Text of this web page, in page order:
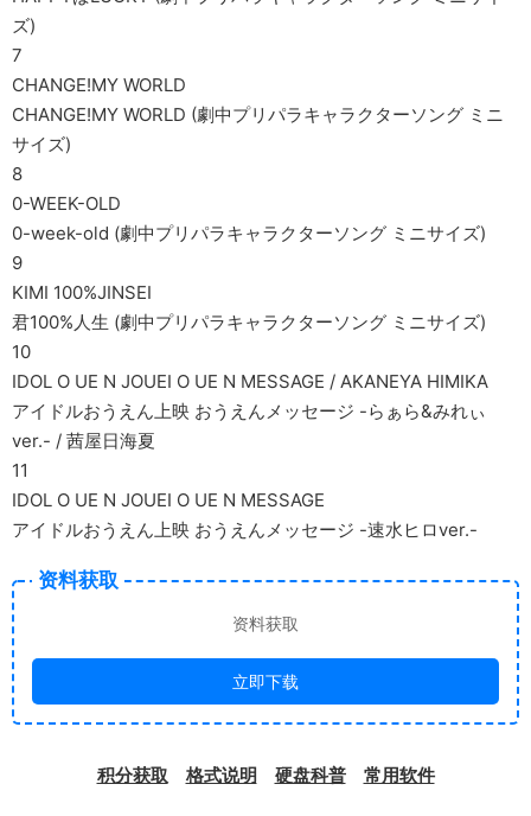
ズ)
7
CHANGE!MY WORLD
CHANGE!MY WORLD (劇中プリパラキャラクターソング ミニ
サイズ)
8
0-WEEK-OLD
0-week-old (劇中プリパラキャラクターソング ミニサイズ)
9
KIMI 100%JINSEI
君100%人生 (劇中プリパラキャラクターソング ミニサイズ)
10
IDOL O UE N JOUEI O UE N MESSAGE / AKANEYA HIMIKA
アイドルおうえん上映 おうえんメッセージ -らぁら&みれぃ
ver.- / 茜屋日海夏
11
IDOL O UE N JOUEI O UE N MESSAGE
アイドルおうえん上映 おうえんメッセージ -速水ヒロver.-
资料获取
资料获取
立即下载
积分获取 格式说明 硬盘科普 常用软件